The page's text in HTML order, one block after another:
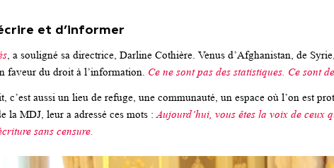
et d’informer
, a souligné sa directrice, Darline Cothière. Venus d’Afghanistan, de
faveur du droit à l’information. Ce ne sont pas des statistiques. Ce sont
c’est aussi un lieu de refuge, une communauté, un espace où l’on est
MDJ, leur a adressé ces mots : Aujourd’hui, vous êtes la voix de ceux
sans censure.